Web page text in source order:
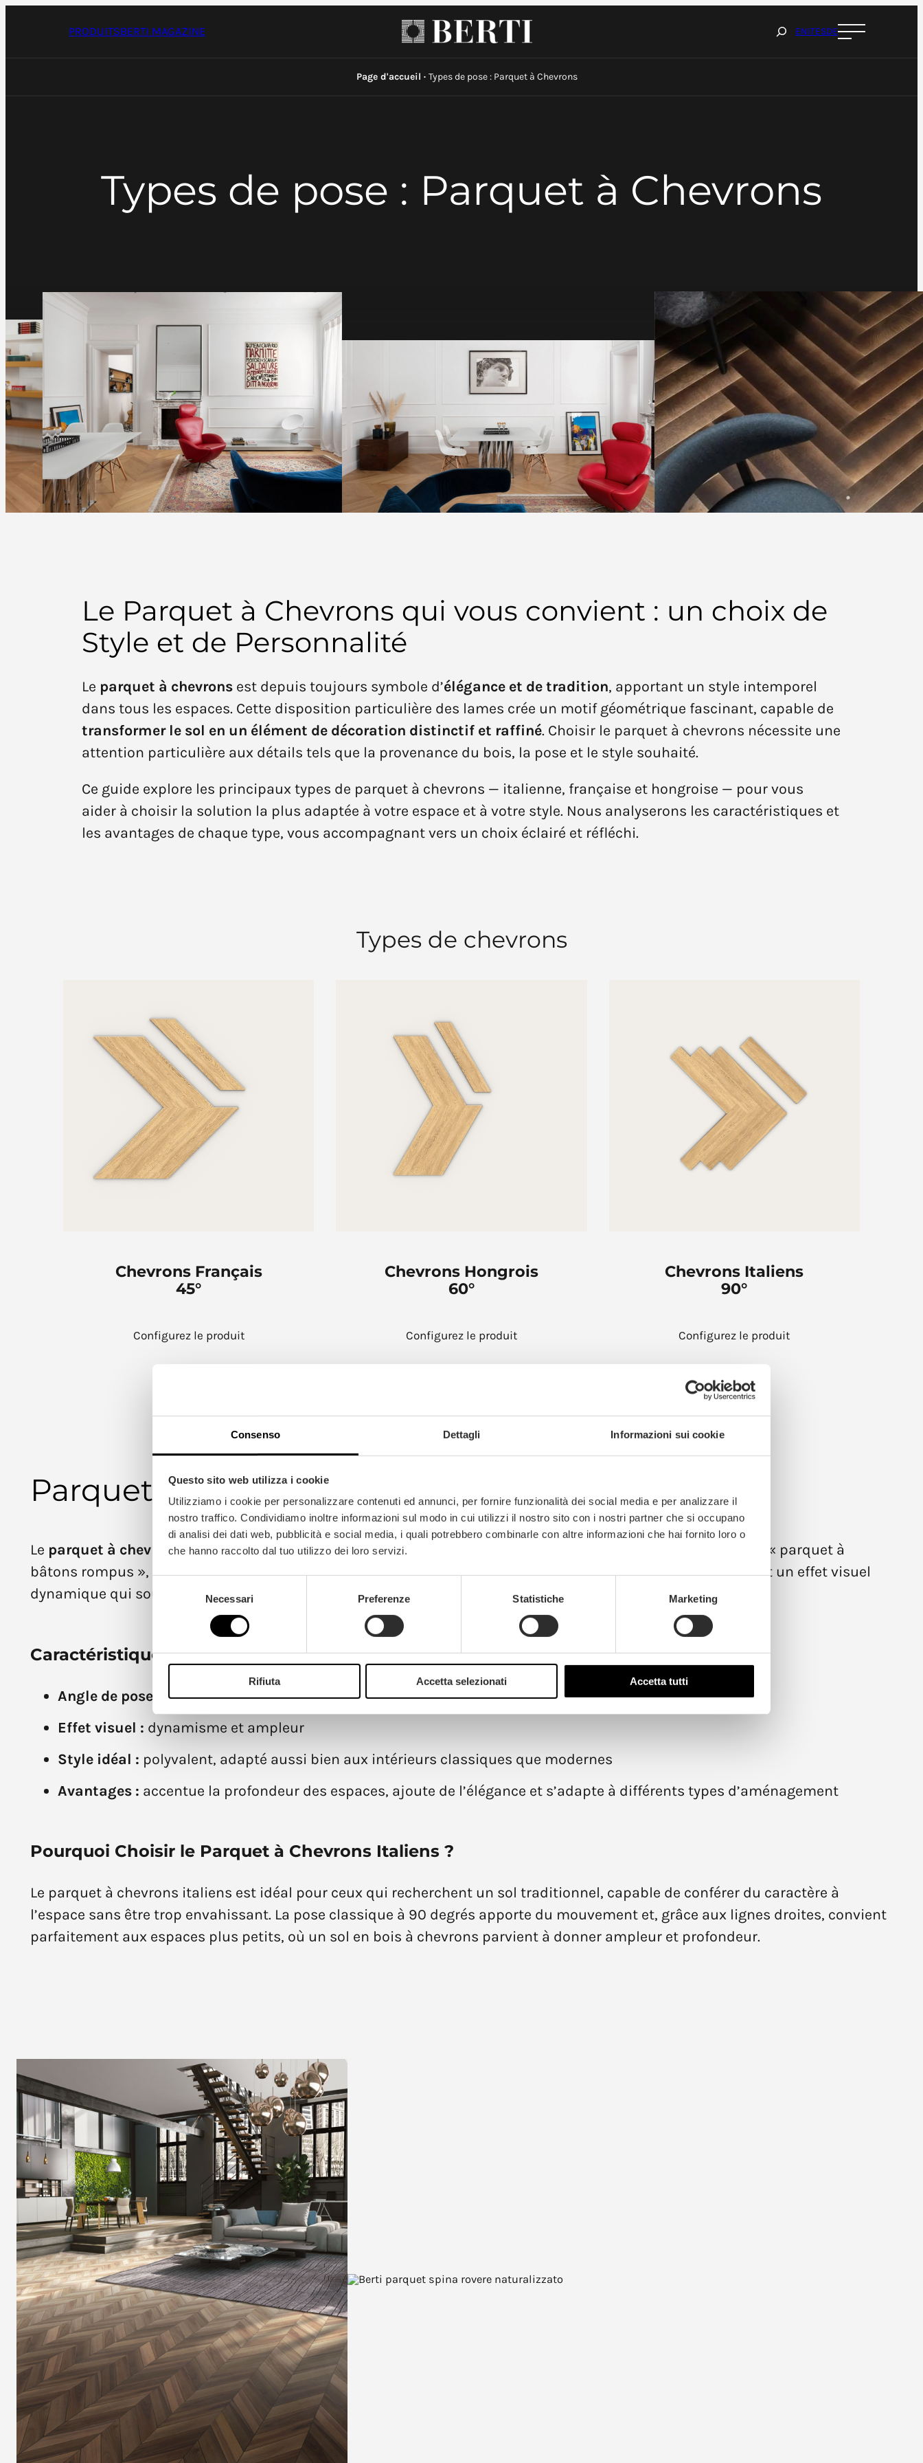
Consenso Dettagli Informazioni sui cookie
Questo sito web utilizza i cookie
Utilizziamo i cookie per personalizzare contenuti ed annunci, per fornire funzionalità dei social media e per analizzare il
nostro traffico. Condividiamo inoltre informazioni sul modo in cui utilizzi il nostro sito con i nostri partner che si occupano
di analisi dei dati web, pubblicità e social media, i quali potrebbero combinarle con altre informazioni che hai fornito loro o
che hanno raccolto dal tuo utilizzo dei loro servizi.
Necessari Preferenze Statistiche Marketing
Rifiuta Accetta selezionati Accetta tutti
Passer
PRODUITSBERTI MAGAZINE
Cerca
ENITESDE
Page d'accueil · Types de pose : Parquet à Chevrons
Types de pose : Parquet à Chevrons
Le Parquet à Chevrons qui vous convient : un choix de
Style et de Personnalité
Le parquet à chevrons est depuis toujours symbole d’élégance et de tradition, apportant un style intemporel
dans tous les espaces. Cette disposition particulière des lames crée un motif géométrique fascinant, capable de
transformer le sol en un élément de décoration distinctif et raffiné. Choisir le parquet à chevrons nécessite une
attention particulière aux détails tels que la provenance du bois, la pose et le style souhaité.
Ce guide explore les principaux types de parquet à chevrons — italienne, française et hongroise — pour vous
aider à choisir la solution la plus adaptée à votre espace et à votre style. Nous analyserons les caractéristiques et
les avantages de chaque type, vous accompagnant vers un choix éclairé et réfléchi.
Types de chevrons
Chevrons Français
45°
Configurez le produit
Chevrons Hongrois
60°
Configurez le produit
Chevrons Italiens
90°
Configurez le produit
Parquet à Chevrons Italiens
Le parquet à chevrons italiensest le format le plus traditionnel et répandu. Également connu sous le nom de « parquet à
bâtons rompus », il présente des lames disposées perpendiculairement formant un angle de 90 degrés, créant un effet visuel
dynamique qui souligne la longueur de la pièce et apporte une sensation de mouvement.
Caractéristiques du Parquet à Chevrons Italiens
Angle de pose :
90 degrés
Effet visuel : dynamisme et ampleur
Style idéal : polyvalent, adapté aussi bien aux intérieurs classiques que modernes
Avantages : accentue la profondeur des espaces, ajoute de l’élégance et s’adapte à différents types d’aménagement
Pourquoi Choisir le Parquet à Chevrons Italiens ?
Le parquet à chevrons italiens est idéal pour ceux qui recherchent un sol traditionnel, capable de conférer du caractère à
l’espace sans être trop envahissant. La pose classique à 90 degrés apporte du mouvement et, grâce aux lignes droites, convient
parfaitement aux espaces plus petits, où un sol en bois à chevrons parvient à donner ampleur et profondeur.